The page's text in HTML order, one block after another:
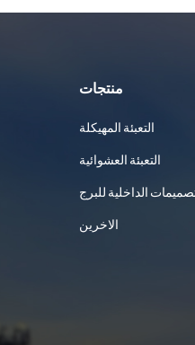
منتجات
التعبئة المهيكلة
التعبئة العشوائية
الداخلية للبرج
الاخرين